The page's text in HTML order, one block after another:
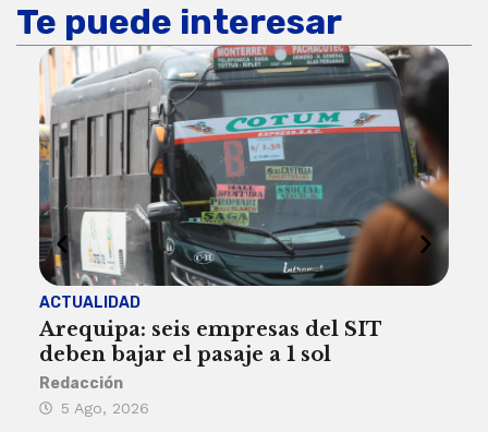
Te puede interesar
ACTUALIDAD
Arequipa: seis empresas del SIT
deben bajar el pasaje a 1 sol
Redacción
5 Ago, 2026